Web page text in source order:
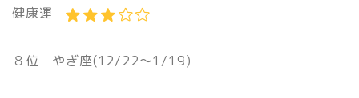
健康運
８位 やぎ座(12/22〜1/19)